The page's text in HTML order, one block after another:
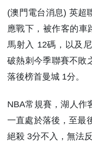
(澳門電台消息) 英超
應戰下，被作客的車
馬射入 12碼，以及
破熱刺今季聯賽不敗
落後榜首曼城 1分。
NBA常規賽，湖人作
一直處於落後，至最
絕殺 3分不入，無法反